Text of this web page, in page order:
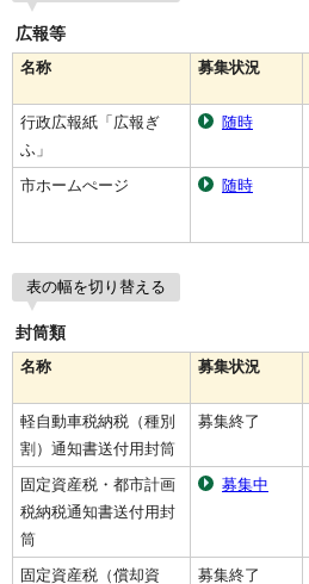
広報等
名称
募集状況
行政広報紙「広報ぎ
ふ」
随時
市ホームぺージ
随時
表の幅を切り替える
封筒類
名称
募集状況
軽自動車税納税（種別
割）通知書送付用封筒
募集終了
固定資産税・都市計画
税納税通知書送付用封
筒
募集中
固定資産税（償却資
募集終了